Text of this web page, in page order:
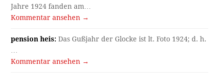
Jahre 1924 fanden am…
Kommentar ansehen →
pension heis: Das Gußjahr der Glocke ist lt. Foto 1924; d. h.
Kommentar ansehen →